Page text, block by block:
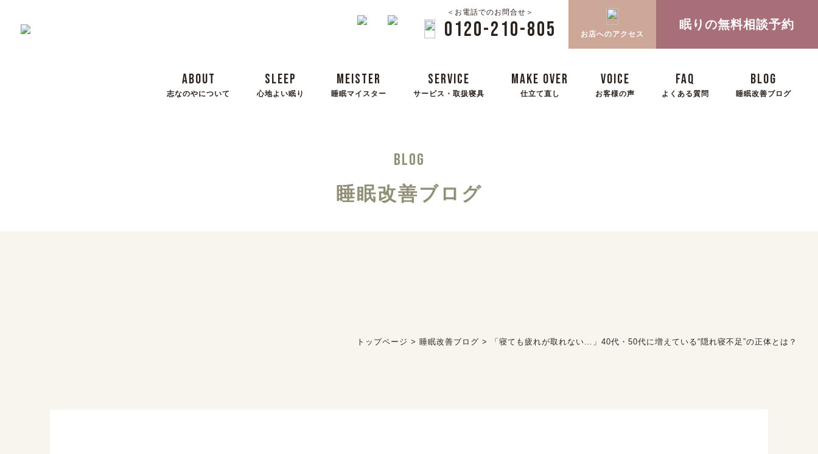
＜お電話でのお問合せ＞
0120-210-805 お店へのアクセス
眠りの無料相談予約
ABOUT
志なのやについて
SLEEP
心地よい眠り
MEISTER
睡眠マイスター
SERVICE
サービス・取扱寝具
MAKE OVER
仕立て直し
VOICE
お客様の声
FAQ
よくある質問
BLOG
睡眠改善ブログ
BLOG
睡眠改善ブログ
トップページ > 睡眠改善ブログ > 「寝ても疲れが取れない…」40代・50代に増えている“隠れ寝不足”の正体とは？